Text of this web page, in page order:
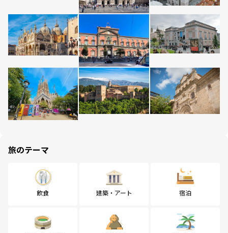
旅のテーマ
飲食 建築・アート 宿泊